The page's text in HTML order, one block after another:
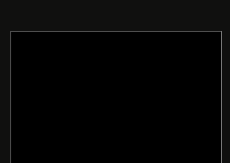
De precisie van sous vide koken maakt van jou